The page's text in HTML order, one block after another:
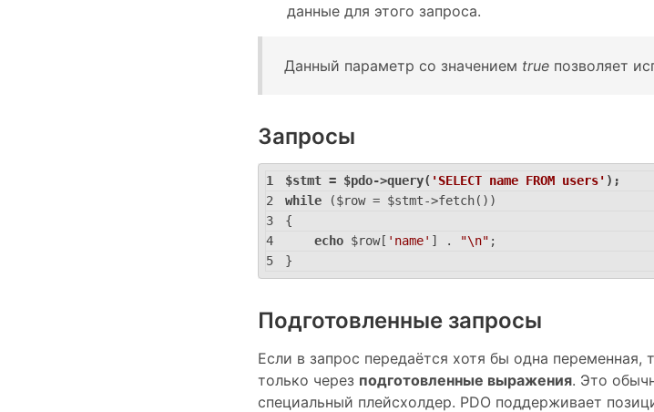
данные для этого запроса.
Данный параметр со значением true позволяет
Запросы
$stmt = $pdo->query( 'SELECT name FROM users' );
while ($row = $stmt->fetch())
{
echo $row[ 'name' ] . "\n" ;
}
Подготовленные запросы
Если в запрос передаётся хотя бы одна
только через подготовленные выражения. Это
специальный плейсхолдер. PDO поддерживает